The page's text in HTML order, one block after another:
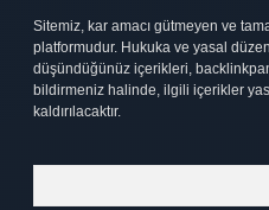
Sitemiz, kar amacı gütmeyen ve
platformudur. Hukuka ve yasal
düşündüğünüz içerikleri,
bildirmeniz halinde, ilgili içerikler
kaldırılacaktır.